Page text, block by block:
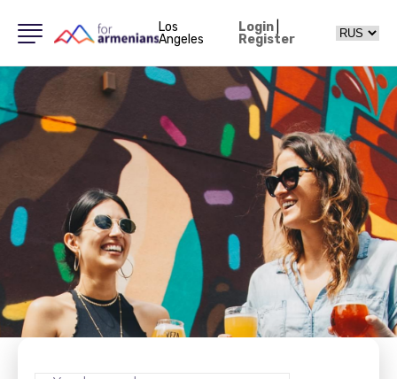
Los
Angeles
Login|
Register